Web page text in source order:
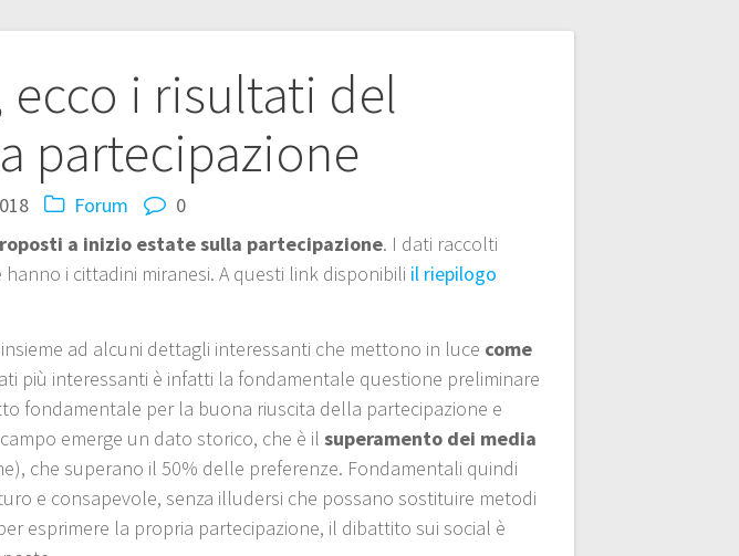
ecco i risultati del
partecipazione
Forum
0
a inizio estate sulla partecipazione. I dati raccolti
i cittadini miranesi. A questi link disponibili il riepilogo
ad alcuni dettagli interessanti che mettono in luce come
più interessanti è infatti la fondamentale questione preliminare
fondamentale per la buona riuscita della partecipazione e
emerge un dato storico, che è ilsuperamento dei media
che superano il 50% delle preferenze. Fondamentali quindi
e consapevole, senza illudersi che possano sostituire metodi
esprimere la propria partecipazione, il dibattito sui social è